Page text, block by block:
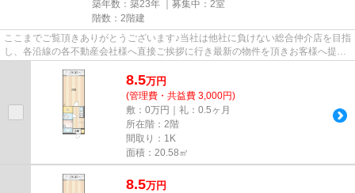
築年数：築23年 ｜募集中： 2室
階数：2階建
ここまでご覧頂きありがとうございます♪当社は他社に負けない総合仲介店を目指
し、各沿線の各不動産会社様へ直接ご挨拶に行き最新の物件を頂きお客様へ提供
8.5万円
(管理費・共益費 3,000円)
敷：0万円｜礼：0.5ヶ月
所在階：2階
間取り：1K
面積：20.58㎡
8.5万円